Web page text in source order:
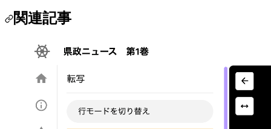
関連記事